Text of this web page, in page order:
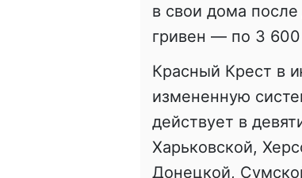
в свои дома
гривен — по 3 600
Красный Крест в
измененную
действует в
Харьковской,
Донецкой,